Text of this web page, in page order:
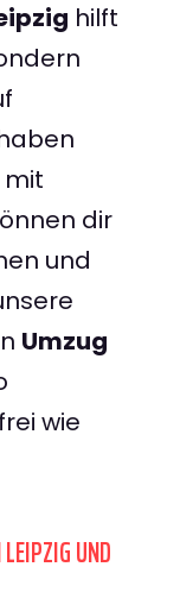
hilft
dir
und
Umzug
wie
UND